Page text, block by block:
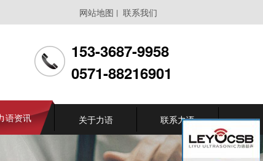
网站地图 丨 联系我们
153-3687-9958
0571-88216901
语资讯 关于力语 联系力语